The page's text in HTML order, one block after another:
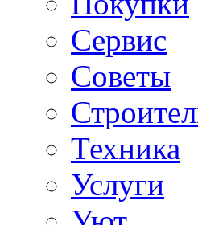
Сервис
Советы
Техника
Услуги